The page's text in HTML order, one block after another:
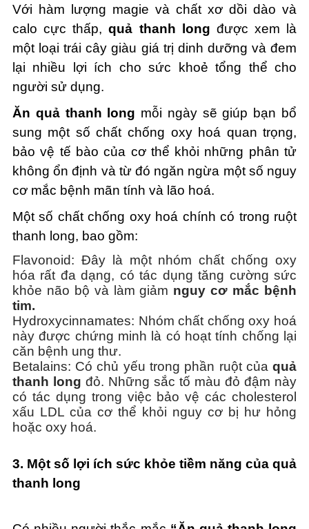
Với hàm lượng magie và chất xơ dồi dào và
calo cực thấp,quả thanh long được xem là
một loại trái cây giàu giá trị dinh dưỡng và đem
lại nhiều lợi ích cho sức khoẻ tổng thể cho
người sử dụng.
Ăn quả thanh long mỗi ngày sẽ giúp bạn bổ
sung một số chất chống oxy hoá quan trọng,
bảo vệ tế bào của cơ thể khỏi những phân tử
không ổn định và từ đó ngăn ngừa một số nguy
cơ mắc bệnh mãn tính và lão hoá.
Một số chất chống oxy hoá chính có trong ruột
thanh long, bao gồm:
Flavonoid: Đây là một nhóm chất chống oxy
hóa rất đa dạng, có tác dụng tăng cường sức
khỏe não bộ và làm giảm nguy cơ mắc bệnh
tim.
Hydroxycinnamates: Nhóm chất chống oxy hoá
này được chứng minh là có hoạt tính chống lại
căn bệnh ung thư.
Betalains: Có chủ yếu trong phần ruột củaquả
thanh long đỏ. Những sắc tố màu đỏ đậm này
có tác dụng trong việc bảo vệ các cholesterol
xấu LDL của cơ thể khỏi nguy cơ bị hư hỏng
hoặc oxy hoá.
3. Một số lợi ích sức khỏe tiềm năng của quả
thanh long